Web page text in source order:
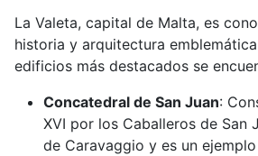
La Valeta, capital de Malta, es
historia y arquitectura
edificios más destacados se
Concatedral de San Juan:
XVI por los Caballeros de San
de Caravaggio y es un